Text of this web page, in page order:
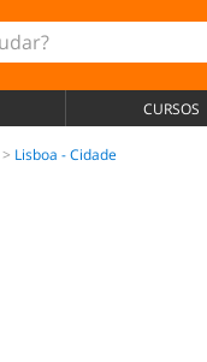
CURSOS
Lisboa - Cidade